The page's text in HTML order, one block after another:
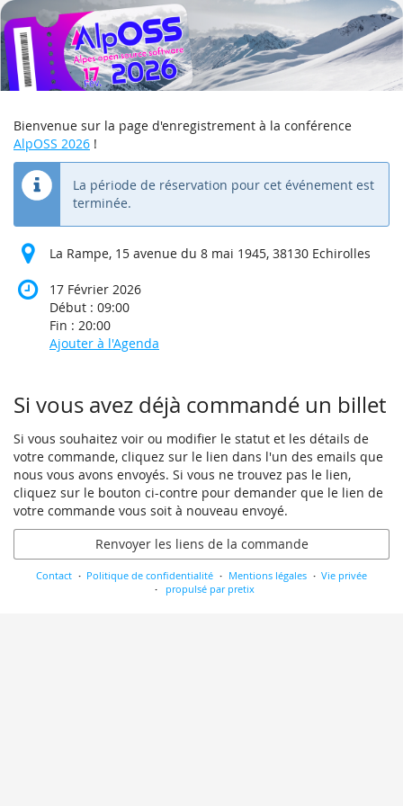
Aller sur
la page
principale
AlpOSS
2026
17
2026
Bienvenue sur la page d'enregistrement à la conférence
AlpOSS 2026 !
La période de réservation pour cet événement est
terminée.
La Rampe, 15 avenue du 8 mai 1945, 38130 Echirolles
17 Février 2026
Début : 09:00
Fin : 20:00
Ajouter à l'Agenda
Si vous avez déjà commandé un billet
Si vous souhaitez voir ou modifier le statut et les détails de
votre commande, cliquez sur le lien dans l'un des emails que
nous vous avons envoyés. Si vous ne trouvez pas le lien,
cliquez sur le bouton ci-contre pour demander que le lien de
votre commande vous soit à nouveau envoyé.
Renvoyer les liens de la commande
Contact Politique de confidentialité Mentions légales
Vie privée
propulsé par pretix